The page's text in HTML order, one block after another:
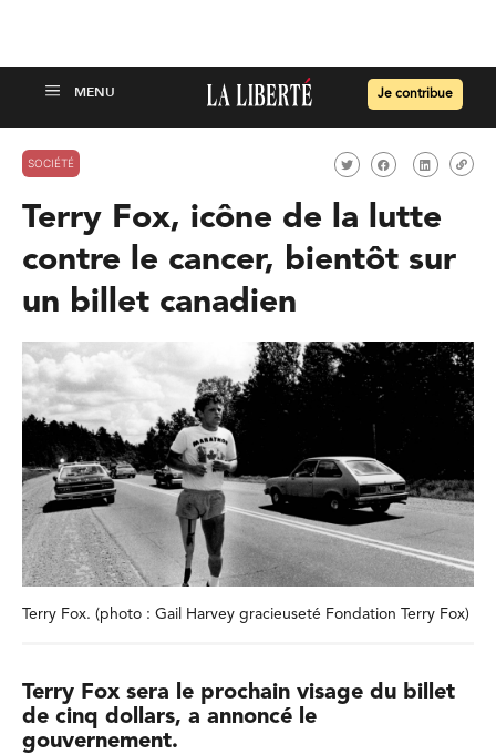
Je contribue
SOCIÉTÉ
Terry Fox, icône de la lutte
contre le cancer, bientôt sur
un billet canadien
Terry Fox. (photo : Gail Harvey gracieuseté Fondation Terry Fox)
Terry Fox sera le prochain visage du billet
de cinq dollars, a annoncé le
gouvernement.